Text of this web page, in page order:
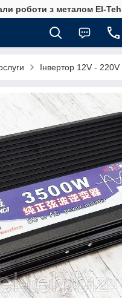
роботи з металом El-
Інвертор 12V -